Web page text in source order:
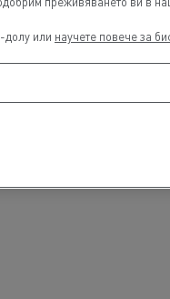
долу или научете повече за